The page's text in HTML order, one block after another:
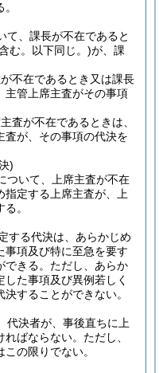
て、課長が不在であると
む。以下同じ。)が、課
不在であるとき又は課長
主管上席主査がその事項
査が不在であるときは、
査が、その事項の代決を
)
ついて、上席主査が不在
指定する上席主査が、上
。
する代決は、あらかじめ
事項及び特に至急を要す
きる。 ただし、あらか
た事項及び異例若しく
することができない。
代決者が、事後直ちに上
ばならない。 ただし、
の限りでない。